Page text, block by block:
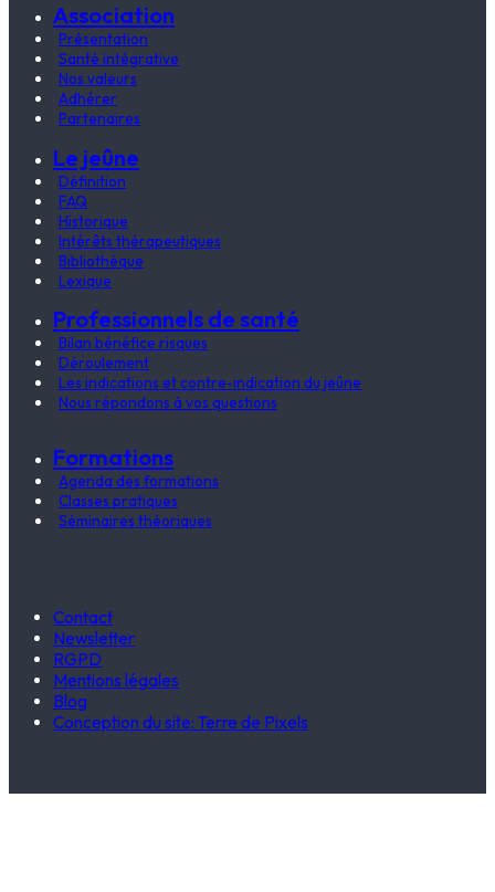
Association
Présentation
Santé intégrative
Nos valeurs
Adhérer
Partenaires
Le jeûne
Définition
FAQ
Historique
Intérêts thérapeutiques
Bibliothèque
Lexique
Professionnels de santé
Bilan bénéfice risques
Déroulement
Les indications et contre-indication du jeûne
Nous répondons à vos questions
Formations
Agenda des formations
Classes pratiques
Séminaires théoriques
Contact
Newsletter
RGPD
Mentions légales
Blog
Conception du site: Terre de Pixels